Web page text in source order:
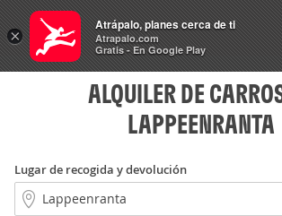
Rent
a Car
ALQUILER DE
LAPPEENRANTA
Lugar de recogida y devolución
×
Atrápalo, planes cerca de ti
Atrapalo.com
Gratis - En Google Play